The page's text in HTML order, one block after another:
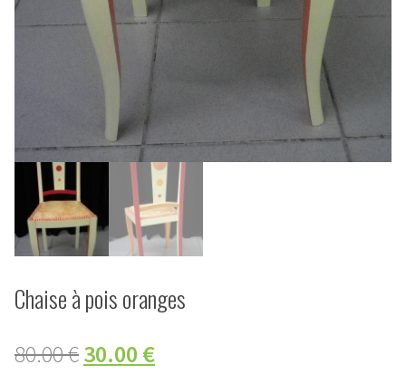
Chaise à pois oranges
80.00€30.00 €